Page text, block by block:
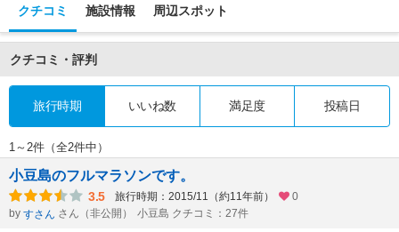
クチコミ 施設情報 周辺スポット
クチコミ・評判
旅行時期 いいね数 満足度 投稿日
1～2件（全2件中）
小豆島のフルマラソンです。
3.5 旅行時期：2015/11（約11年前）
0
by すさん さん（非公開） 小豆島 クチコミ：27件